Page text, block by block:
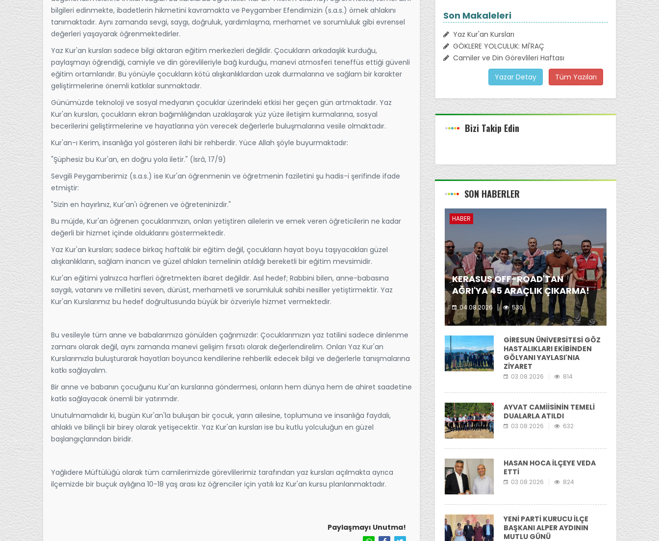
bilgileri edinmekte, ibadetlerin hikmetini kavramakta ve Peygamber Efendimizin (s.a.s.) örnek ahlakını
tanımaktadır. Aynı zamanda sevgi, saygı, doğruluk, yardımlaşma, merhamet ve sorumluluk gibi evrensel
değerleri yaşayarak öğrenmektedirler.
Yaz Kur'an kursları sadece bilgi aktaran eğitim merkezleri değildir. Çocukların arkadaşlık kurduğu,
paylaşmayı öğrendiği, camiyle ve din görevlileriyle bağ kurduğu, manevi atmosferi teneffüs ettiği güvenli
eğitim ortamlarıdır. Bu yönüyle çocukların kötü alışkanlıklardan uzak durmalarına ve sağlam bir karakter
geliştirmelerine önemli katkılar sunmaktadır.
Günümüzde teknoloji ve sosyal medyanın çocuklar üzerindeki etkisi her geçen gün artmaktadır. Yaz
Kur'an kursları, çocukların ekran bağımlılığından uzaklaşarak yüz yüze iletişim kurmalarına, sosyal
becerilerini geliştirmelerine ve hayatlarına yön verecek değerlerle buluşmalarına vesile olmaktadır.
Kur'an-ı Kerim, insanlığa yol gösteren ilahi bir rehberdir. Yüce Allah şöyle buyurmaktadır:
"Şüphesiz bu Kur'an, en doğru yola iletir." (İsrâ, 17/9)
Sevgili Peygamberimiz (s.a.s.) ise Kur'an öğrenmenin ve öğretmenin faziletini şu hadis-i şerifinde ifade
etmiştir:
"Sizin en hayırlınız, Kur'an'ı öğrenen ve öğreteninizdir."
Bu müjde, Kur'an öğrenen çocuklarımızın, onları yetiştiren ailelerin ve emek veren öğreticilerin ne kadar
değerli bir hizmet içinde olduklarını göstermektedir.
Yaz Kur'an kursları; sadece birkaç haftalık bir eğitim değil, çocukların hayat boyu taşıyacakları güzel
alışkanlıkların, sağlam inancın ve güzel ahlakın temelinin atıldığı bereketli bir eğitim mevsimidir.
Kur'an eğitimi yalnızca harfleri öğretmekten ibaret değildir. Asıl hedef; Rabbini bilen, anne-babasına
saygılı, vatanını ve milletini seven, dürüst, merhametli ve sorumluluk sahibi nesiller yetiştirmektir. Yaz
Kur'an Kurslarımız bu hedef doğrultusunda büyük bir özveriyle hizmet vermektedir.
Bu vesileyle tüm anne ve babalarımıza gönülden çağrımızdır: Çocuklarımızın yaz tatilini sadece dinlenme
zamanı olarak değil, aynı zamanda manevi gelişim fırsatı olarak değerlendirelim. Onları Yaz Kur'an
Kurslarımızla buluşturarak hayatları boyunca kendilerine rehberlik edecek bilgi ve değerlerle tanışmalarına
katkı sağlayalım.
Bir anne ve babanın çocuğunu Kur'an kurslarına göndermesi, onların hem dünya hem de ahiret saadetine
katkı sağlayacak önemli bir yatırımdır.
Unutulmamalıdır ki, bugün Kur'an'la buluşan bir çocuk, yarın ailesine, toplumuna ve insanlığa faydalı,
ahlaklı ve bilinçli bir birey olarak yetişecektir. Yaz Kur'an kursları ise bu kutlu yolculuğun en güzel
başlangıçlarından biridir.
Yağlıdere Müftülüğü olarak tüm camilerimizde görevlilerimiz tarafından yaz kursları açılmakta ayrıca
ilçemizde bir buçuk aylığına 10-18 yaş arası kız öğrenciler için yatılı kız Kur'an kursu planlanmaktadır.
Paylaşmayı Unutma!
Son Makaleleri
Yaz Kur'an Kursları
GÖKLERE YOLCULUK: Mİ'RAÇ
Camiler ve Din Görevlileri Haftası
Yazar Detay
Tüm Yazıları
Bizi Takip Edin
SON HABERLER
HABER
KERASUS OFF-ROAD'TAN
AĞRI'YA 45 ARAÇLIK ÇIKARMA!
04.08.2026 530
Kerasus Off-Road ekibi yer aldı.
GİRESUN ÜNİVERSİTESİ GÖZ
HASTALIKLARI EKİBİNDEN
GÖLYANI YAYLASI'NIA
ZİYARET
03.08.2026 814
AYVAT CAMİİSİNİN TEMELİ
DUALARLA ATILDI
03.08.2026 632
HASAN HOCA İLÇEYE VEDA
ETTİ
03.08.2026 824
YENİ PARTİ KURUCU İLÇE
BAŞKANI ALPER AYDININ
MUTLU GÜNÜ